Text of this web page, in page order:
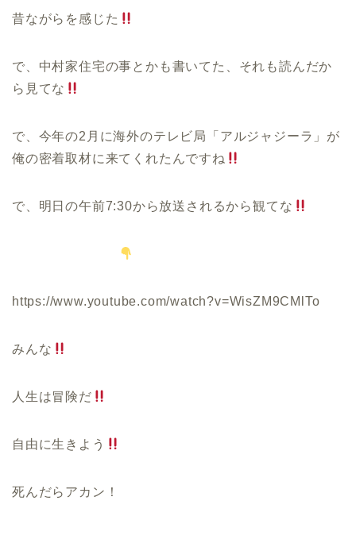
昔ながらを感じた
で、中村家住宅の事とかも書いてた、それも読んだか
ら見てな
で、今年の2 月に海外のテレビ局「アルジャジーラ」が
俺の密着取材に来てくれたんですね
で、明日の午前7:30から放送されるから観てな
https://www.youtube.com/watch?v=WisZM9CMlTo
みんな
人生は冒険だ
自由に生きよう
死んだらアカン！